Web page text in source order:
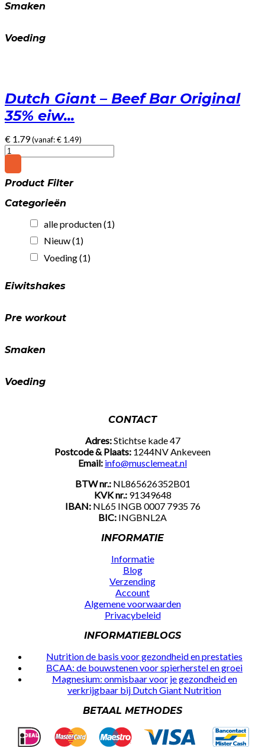
Smaken
Voeding
Dutch Giant – Beef Bar Original
35% eiw...
€ 1.79(vanaf:€ 1.49)
Dutch
Giant
-
Beef
Original
quantity
Product Filter
Categorieën
alle producten(1)
Nieuw(1)
Voeding(1)
Eiwitshakes
Pre workout
Smaken
Voeding
CONTACT
Adres:Stichtse kade 47
Postcode & Plaats: 1244NV Ankeveen
Email: info@musclemeat.nl
BTW nr.:NL865626352B01
KVK nr.:91349648
IBAN:NL65 INGB 0007 7935 76
BIC: INGBNL2A
INFORMATIE
Informatie
Blog
Verzending
Account
Algemene voorwaarden
Privacybeleid
INFORMATIEBLOGS
Nutrition de basis voor gezondheid en prestaties
BCAA: de bouwstenen voor spierherstel en groei
Magnesium: onmisbaar voor je gezondheid en
verkrijgbaar bij Dutch Giant Nutrition
BETAAL METHODES